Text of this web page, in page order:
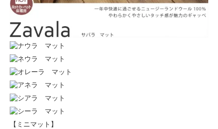
【ミニマット】